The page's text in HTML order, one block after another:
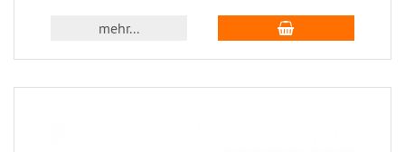
mehr...